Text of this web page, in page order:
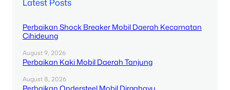
Latest Posts
Perbaikan Shock Breaker Mobil Daerah Kecamatan
Cihideung
August 9, 2026
Perbaikan Kaki Mobil Daerah Tanjung
August 8, 2026